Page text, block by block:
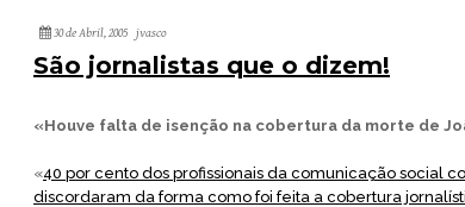
30 de Abril, 2005 jvasco
São jornalistas que o dizem!
«Houve falta de isenção na cobertura da morte de
«40 por cento dos profissionais da comunicação social
discordaram da forma como foi feita a cobertura